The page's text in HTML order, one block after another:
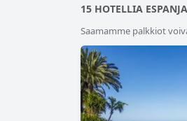
15 HOTELLIA
Saamamme palkkiot